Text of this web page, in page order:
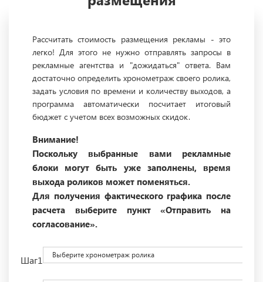
Рассчитать стоимость размещения рекламы - это
легко! Для этого не нужно отправлять запросы в
рекламные агентства и "дожидаться" ответа. Вам
достаточно определить хронометраж своего ролика,
задать условия по времени и количеству выходов, а
программа автоматически посчитает итоговый
бюджет с учетом всех возможных скидок.
Внимание!
Поскольку выбранные вами рекламные
блоки могут быть уже заполнены, время
выхода роликов может поменяться.
Для получения фактического графика после
расчета выберите пункт «Отправить на
согласование».
Шаг1 Выберите хронометраж ролика